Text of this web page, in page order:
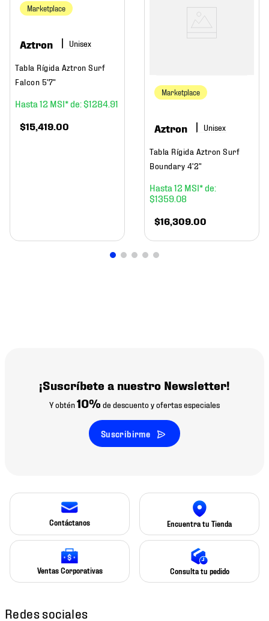
Marketplace
Aztron
Tabla Rígida Aztron Surf
Falcon 5'7"
12 $1284 91
$15,419.00
Marketplace
Aztron
Tabla Rígida Aztron Surf
Boundary 4'2"
12
$1359 08
$16,309.00
¡Suscríbete a nuestro Newsletter!
Y obtén10% de descuento y ofertas especiales
Suscribirme
Contáctanos Encuentra tu Tienda
Ventas Corporativas Consulta tu pedido
Redes sociales